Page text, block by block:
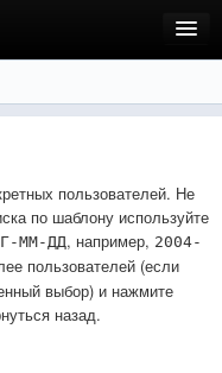
пользователей. Не
по шаблону используйте
ММ-ДД, например, 2004-
пользователей (если
выбор) и нажмите
назад.